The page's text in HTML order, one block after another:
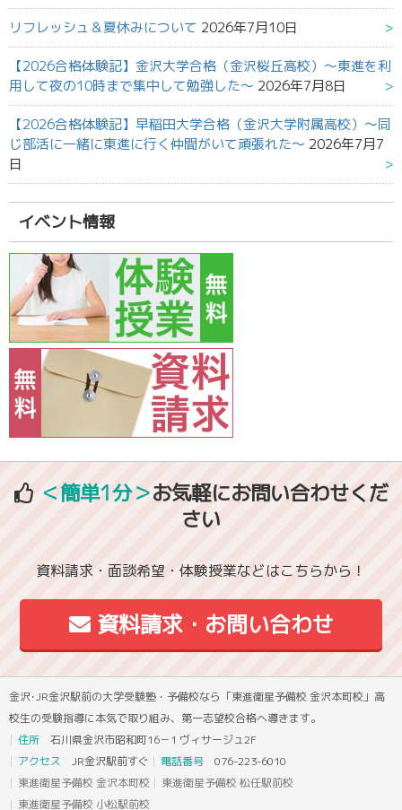
リフレッシュ＆夏休みについて 2026年7月10日
【2026合格体験記】金沢大学合格（金沢桜丘高校）～東進を利
用して夜の10時まで集中して勉強した～ 2026年7月8日
【2026合格体験記】早稲田大学合格（金沢大学附属高校）～同
じ部活に一緒に東進に行く仲間がいて頑張れた～ 2026年7月7
日
イベント情報
＜簡単1分＞お気軽にお問い合わせくだ
さい
資料請求・面談希望・体験授業などはこちらから！
資料請求・お問い合わせ
金沢･JR金沢駅前の大学受験塾・予備校なら「東進衛星予備校 金沢本町校」高
校生の受験指導に本気で取り組み、第一志望校合格へ導きます。
住所 石川県金沢市昭和町16－1 ヴィサージュ2F
アクセス JR金沢駅前すぐ 電話番号 076-223-6010
東進衛星予備校 金沢本町校
東進衛星予備校 松任駅前校
東進衛星予備校 小松駅前校